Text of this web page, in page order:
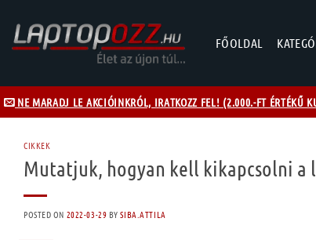
content
FŐOLDAL
NE MARADJ LE AKCIÓINKRÓL, IRATKOZZ FEL! (2.000.-FT ÉRTÉKŰ
CIKKEK
Mutatjuk, hogyan kell kikapcsolni
POSTED ON 2022-03-29 BYSIBA.ATTILA